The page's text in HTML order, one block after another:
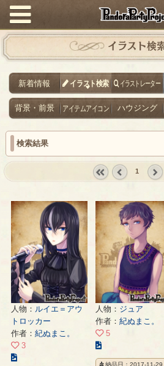
イラスト検
新着情報 イラスト検索 イラストレーター
背景・前景 アイテムアイコン ハウジング
検索結果
1
人物： ルイエ＝アウ
トロッカー
作者： 紀ぬまこ。
3
人物： ジュア
作者：紀ぬまこ。
5
の
納品日：2017-11-29